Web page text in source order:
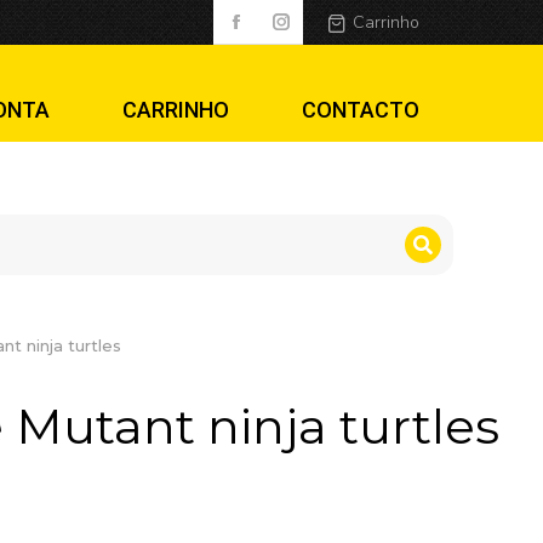
Carrinho
CARRINHO CONTACTO
ninja turtles
Mutant ninja turtles